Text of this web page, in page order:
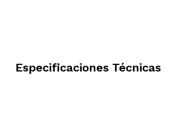
Especificaciones Técnicas